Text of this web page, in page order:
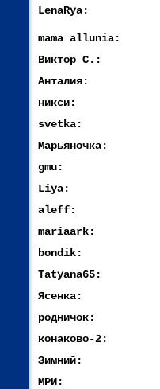
LenaRya:
mama allunia:
Виктор С.:
Анталия:
никси:
svetka:
Марьяночка:
gmu:
Liya:
aleff:
mariaark:
bondik:
Tatyana65:
Ясенка:
родничок:
конаково-2:
Зимний:
МРИ: